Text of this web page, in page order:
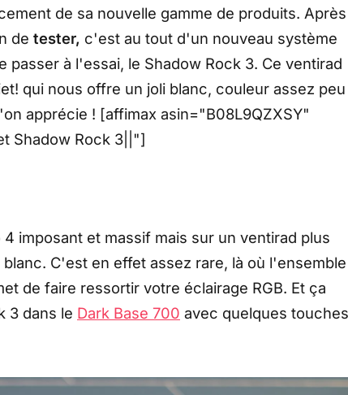
de sa nouvelle gamme de produits. Après
de tester, c'est au tout d'un nouveau système
à l'essai, le Shadow Rock 3. Ce ventirad
qui nous offre un joli blanc, couleur assez peu
apprécie ! [affimax asin="B08L9QZXSY"
Shadow Rock 3||"]
imposant et massif mais sur un ventirad plus
C'est en effet assez rare, là où l'ensemble
de faire ressortir votre éclairage RGB. Et ça
3 dans le Dark Base 700 avec quelques touches